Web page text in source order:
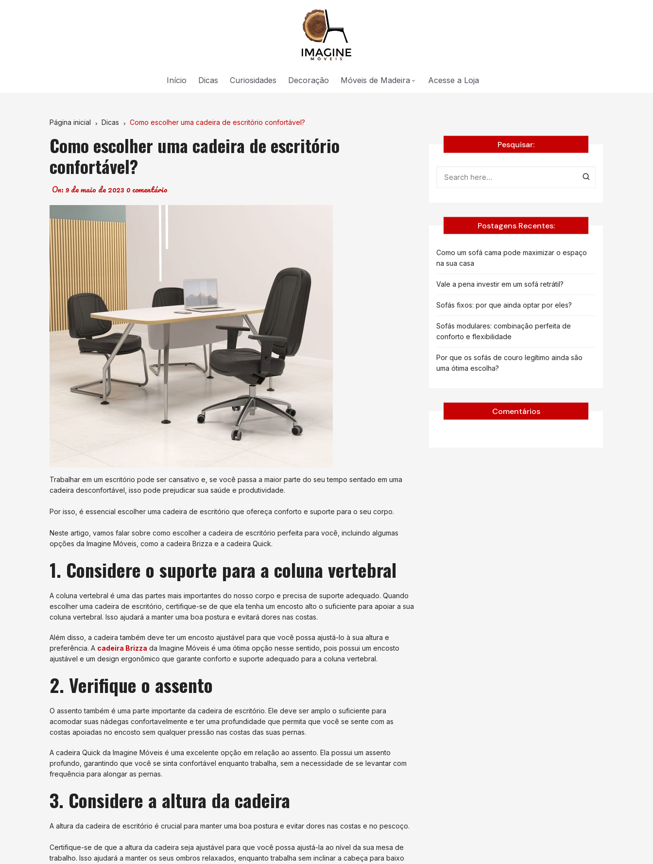
Início Dicas Curiosidades Decoração Móveis de Madeira Acesse a Loja
Página inicial Dicas Como escolher uma cadeira de escritório confortável?
Como escolher uma cadeira de escritório
confortável?
On:9 de maio de 2023 0 comentário
Trabalhar em um escritório pode ser cansativo e, se você passa a maior parte do seu tempo sentado em uma
cadeira desconfortável, isso pode prejudicar sua saúde e produtividade.
Por isso, é essencial escolher uma cadeira de escritório que ofereça conforto e suporte para o seu corpo.
Neste artigo, vamos falar sobre como escolher a cadeira de escritório perfeita para você, incluindo algumas
opções da Imagine Móveis, como a cadeira Brizza e a cadeira Quick.
1. Considere o suporte para a coluna vertebral
A coluna vertebral é uma das partes mais importantes do nosso corpo e precisa de suporte adequado. Quando
escolher uma cadeira de escritório, certifique-se de que ela tenha um encosto alto o suficiente para apoiar a sua
coluna vertebral. Isso ajudará a manter uma boa postura e evitará dores nas costas.
Além disso, a cadeira também deve ter um encosto ajustável para que você possa ajustá-lo à sua altura e
preferência. A cadeira Brizza da Imagine Móveis é uma ótima opção nesse sentido, pois possui um encosto
ajustável e um design ergonômico que garante conforto e suporte adequado para a coluna vertebral.
2. Verifique o assento
O assento também é uma parte importante da cadeira de escritório. Ele deve ser amplo o suficiente para
acomodar suas nádegas confortavelmente e ter uma profundidade que permita que você se sente com as
costas apoiadas no encosto sem qualquer pressão nas costas das suas pernas.
A cadeira Quick da Imagine Móveis é uma excelente opção em relação ao assento. Ela possui um assento
profundo, garantindo que você se sinta confortável enquanto trabalha, sem a necessidade de se levantar com
frequência para alongar as pernas.
3. Considere a altura da cadeira
A altura da cadeira de escritório é crucial para manter uma boa postura e evitar dores nas costas e no pescoço.
Certifique-se de que a altura da cadeira seja ajustável para que você possa ajustá-la ao nível da sua mesa de
trabalho. Isso ajudará a manter os seus ombros relaxados, enquanto trabalha sem inclinar a cabeça para baixo
Pesquisar:
Postagens Recentes:
Como um sofá cama pode maximizar o espaço
na sua casa
Vale a pena investir em um sofá retrátil?
Sofás fixos: por que ainda optar por eles?
Sofás modulares: combinação perfeita de
conforto e flexibilidade
Por que os sofás de couro legítimo ainda são
uma ótima escolha?
Comentários